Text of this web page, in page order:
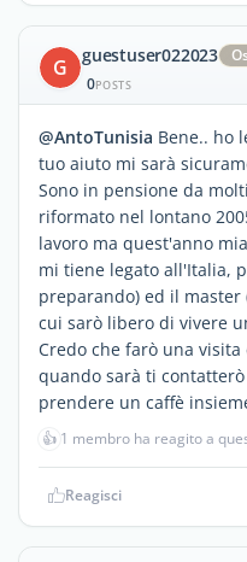
G guestuser022023
0POSTS
@AntoTunisia Bene.. ho
tuo aiuto mi sarà
Sono in pensione da
riformato nel lontano
lavoro ma quest'anno
mi tiene legato all'Italia,
preparando) ed il
cui sarò libero di vivere
Credo che farò una
quando sarà ti
prendere un caffè
👍 1 membro ha reagito a
Reagisci